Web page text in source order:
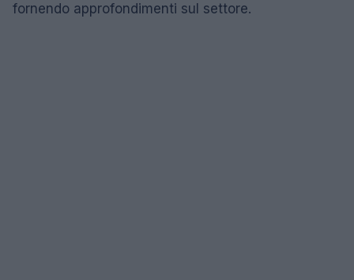
fornendo approfondimenti sul settore.